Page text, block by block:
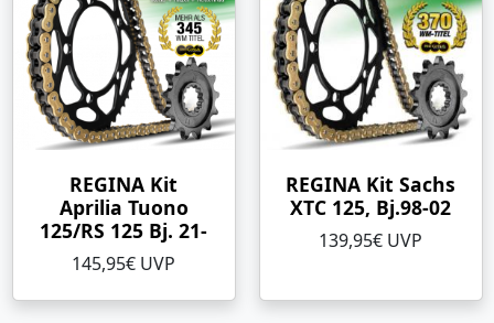
REGINA Kit
Aprilia Tuono
125/RS 125 Bj. 21-
145,95€ UVP
REGINA Kit Sachs
XTC 125, Bj.98-02
139,95€ UVP